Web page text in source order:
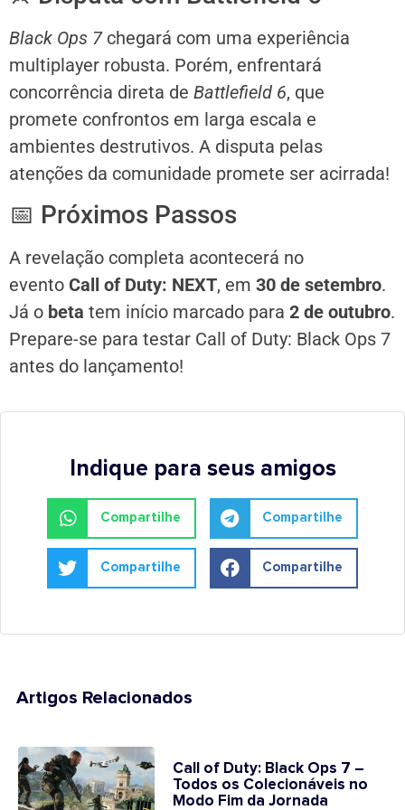
Black Ops 7chegará com uma experiência
multiplayer robusta. Porém, enfrentará
concorrência direta de Battlefield 6, que
promete confrontos em larga escala e
ambientes destrutivos. A disputa pelas
atenções da comunidade promete ser acirrada!
📅 Próximos Passos
A revelação completa acontecerá no
evento Call of Duty: NEXT, em 30 de setembro.
Já o beta tem início marcado para 2 de outubro.
Prepare-se para testar Call of Duty: Black Ops 7
antes do lançamento!
Indique para seus amigos
Compartilhe Compartilhe
Compartilhe Compartilhe
Artigos Relacionados
Call of Duty: Black Ops 7 –
Todos os Colecionáveis no
Modo Fim da Jornada